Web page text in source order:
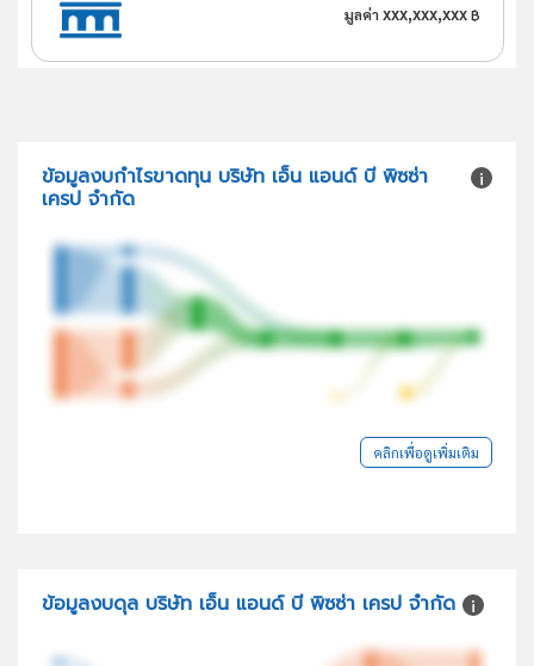
มูลค่า xxx,xxx,xxx ฿
ข้อมูลงบกำไรขาดทุน บริษัท เอ็น แอนด์ บี พิซซ่า
เครป จำกัด
คลิกเพื่อดูเพิ่มเติม
ข้อมูลงบดุล บริษัท เอ็น แอนด์ บี พิซซ่า เครป จำกัด